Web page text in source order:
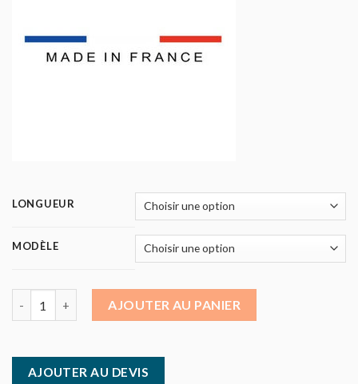
LONGUEUR
MODÈLE
AJOUTER AU PANIER
AJOUTER AU DEVIS